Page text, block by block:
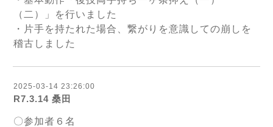
（二）」を行いました
・片手を持たれた場合、繋がりを意識しての崩しを
稽古しました
2025-03-14 23:26:00
R7.3.14 桑田
〇参加者６名